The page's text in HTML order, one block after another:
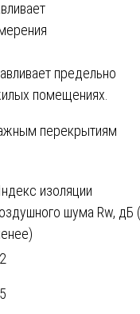
предельно
помещениях.
перекрытиям
изоляции
шума Rw, дБ